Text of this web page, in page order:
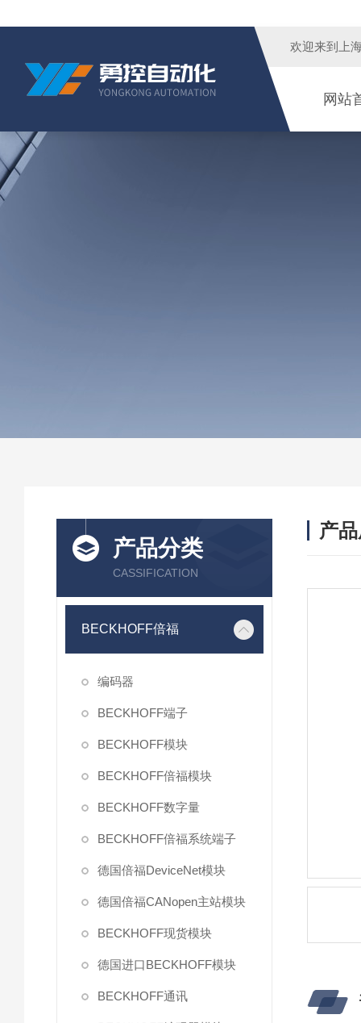
欢迎来到 上
网站
产品分类
CASSIFICATION
BECKHOFF倍福
编码器
BECKHOFF端子
BECKHOFF模块
BECKHOFF倍福模块
BECKHOFF数字量
BECKHOFF倍福系统端子
德国倍福DeviceNet模块
德国倍福CANopen主站模块
BECKHOFF现货模块
德国进口BECKHOFF模块
BECKHOFF通讯
产